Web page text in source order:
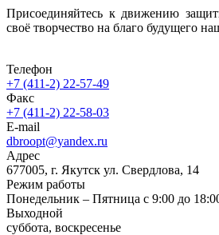
Присоединяйтесь к движению
своё творчество на благо будущего
Телефон
+7 (411-2) 22-57-49
Факс
+7 (411-2) 22-58-03
E-mail
dbroopt@yandex.ru
Адрес
677005, г. Якутск ул. Свердлова, 14
Режим работы
Понедельник – Пятница с 9:00 до
Выходной
суббота, воскресенье